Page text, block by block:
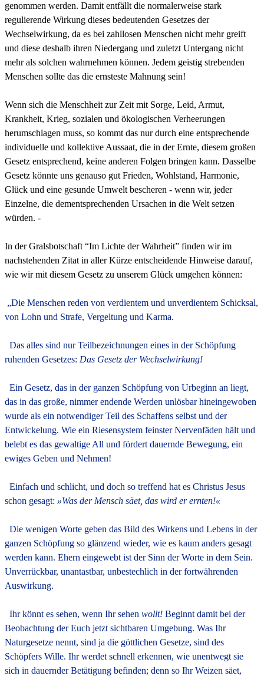
genommen werden. Damit entfällt die normalerweise stark
regulierende Wirkung dieses bedeutenden Gesetzes der
Wechselwirkung, da es bei zahllosen Menschen nicht mehr greift
und diese deshalb ihren Niedergang und zuletzt Untergang nicht
mehr als solchen wahrnehmen können. Jedem geistig strebenden
Menschen sollte das die ernsteste Mahnung sein!
Wenn sich die Menschheit zur Zeit mit Sorge, Leid, Armut,
Krankheit, Krieg, sozialen und ökologischen Verheerungen
herumschlagen muss, so kommt das nur durch eine entsprechende
individuelle und kollektive Aussaat, die in der Ernte, diesem großen
Gesetz entsprechend, keine anderen Folgen bringen kann. Dasselbe
Gesetz könnte uns genauso gut Frieden, Wohlstand, Harmonie,
Glück und eine gesunde Umwelt bescheren - wenn wir, jeder
Einzelne, die dementsprechenden Ursachen in die Welt setzen
würden. -
In der Gralsbotschaft “Im Lichte der Wahrheit” finden wir im
nachstehenden Zitat in aller Kürze entscheidende Hinweise darauf,
wie wir mit diesem Gesetz zu unserem Glück umgehen können:
„Die Menschen reden von verdientem und unverdientem Schicksal,
von Lohn und Strafe, Vergeltung und Karma.
Das alles sind nur Teilbezeichnungen eines in der Schöpfung
ruhenden Gesetzes: Das Gesetz der Wechselwirkung!
Ein Gesetz, das in der ganzen Schöpfung von Urbeginn an liegt,
das in das große, nimmer endende Werden unlösbar hineingewoben
wurde als ein notwendiger Teil des Schaffens selbst und der
Entwickelung. Wie ein Riesensystem feinster Nervenfäden hält und
belebt es das gewaltige All und fördert dauernde Bewegung, ein
ewiges Geben und Nehmen!
Einfach und schlicht, und doch so treffend hat es Christus Jesus
schon gesagt: »Was der Mensch säet, das wird er ernten!«
Die wenigen Worte geben das Bild des Wirkens und Lebens in der
ganzen Schöpfung so glänzend wieder, wie es kaum anders gesagt
werden kann. Ehern eingewebt ist der Sinn der Worte in dem Sein.
Unverrückbar, unantastbar, unbestechlich in der fortwährenden
Auswirkung.
Ihr könnt es sehen, wenn Ihr sehen wollt! Beginnt damit bei der
Beobachtung der Euch jetzt sichtbaren Umgebung. Was Ihr
Naturgesetze nennt, sind ja die göttlichen Gesetze, sind des
Schöpfers Wille. Ihr werdet schnell erkennen, wie unentwegt sie
sich in dauernder Betätigung befinden; denn so Ihr Weizen säet,